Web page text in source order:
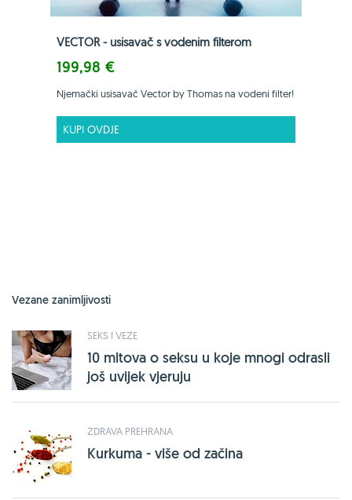
VECTOR - usisavač s vodenim filterom
199,98 €
Njemački usisavač Vector by Thomas na vodeni filter!
KUPI OVDJE
Vezane zanimljivosti
SEKS I VEZE
10 mitova o seksu u koje mnogi odrasli
još uvijek vjeruju
ZDRAVA PREHRANA
Kurkuma - više od začina